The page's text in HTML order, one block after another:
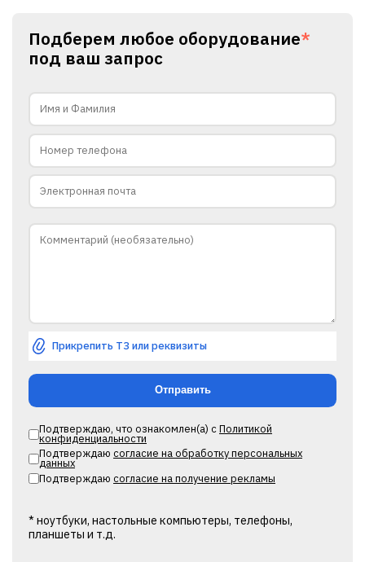
Подберем любое оборудование*
под ваш запрос
Прикрепить ТЗ или реквизиты
Подтверждаю, что ознакомлен(а) сПолитикой
конфиденциальности
Подтверждаю согласие на обработку персональных
данных
Подтверждаю согласие на получение рекламы
* ноутбуки, настольные компьютеры, телефоны,
планшеты и т.д.